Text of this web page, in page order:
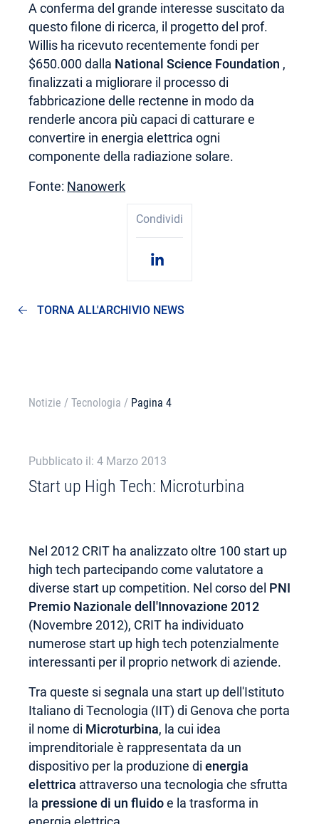
A conferma del grande interesse suscitato da
questo filone di ricerca, il progetto del prof.
Willis ha ricevuto recentemente fondi per
$650.000 dalla National Science Foundation ,
finalizzati a migliorare il processo di
fabbricazione delle rectenne in modo da
renderle ancora più capaci di catturare e
convertire in energia elettrica ogni
componente della radiazione solare.
Fonte: Nanowerk
Condividi
TORNA ALL'ARCHIVIO NEWS
Notizie / Tecnologia / Pagina 4
Pubblicato il: 4 Marzo 2013
Start up High Tech: Microturbina
Nel 2012 CRIT ha analizzato oltre 100 start up
high tech partecipando come valutatore a
diverse start up competition. Nel corso del PNI
Premio Nazionale dell'Innovazione 2012
(Novembre 2012), CRIT ha individuato
numerose start up high tech potenzialmente
interessanti per il proprio network di aziende.
Tra queste si segnala una start up dell'Istituto
Italiano di Tecnologia (IIT) di Genova che porta
il nome di Microturbina, la cui idea
imprenditoriale è rappresentata da un
dispositivo per la produzione di energia
elettrica attraverso una tecnologia che sfrutta
la pressione di un fluidoe la trasforma in